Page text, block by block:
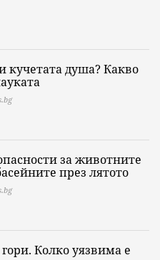
кучетата душа? Какво
за животните
през лятото
Колко уязвима е